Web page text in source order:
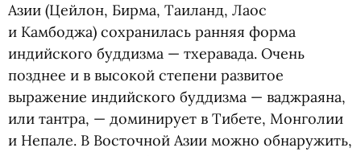
Азии (Цейлон, Бирма, Таиланд, Лаос
и Камбоджа) сохранилась ранняя форма
индийского буддизма — тхеравада. Очень
позднее и в высокой степени развитое
выражение индийского буддизма — ваджраяна,
или тантра, — доминирует в Тибете, Монголии
и Непале. В Восточной Азии можно обнаружить,